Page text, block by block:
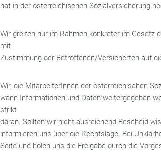
hat in der österreichischen Sozialversicherung
Wir greifen nur im Rahmen konkreter im Gesetz
mit
Zustimmung der Betroffenen/Versicherten auf
Wir, die MitarbeiterInnen der österreichischen
wann Informationen und Daten weitergegeben
strikt
daran. Sollten wir nicht ausreichend Bescheid
informieren uns über die Rechtslage. Bei
Seite und holen uns die Freigabe durch die